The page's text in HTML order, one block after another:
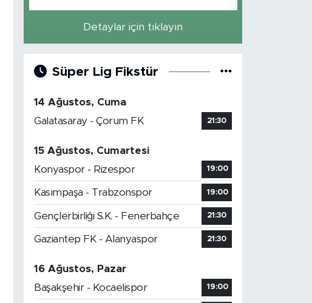
Detaylar için tıklayın
Süper Lig Fikstür
14 Ağustos, Cuma
Galatasaray - Çorum FK
21:30
15 Ağustos, Cumartesi
Konyaspor - Rizespor
19:00
Kasımpaşa - Trabzonspor 19:00
Gençlerbirliği S.K. - Fenerbahçe 21:30
Gaziantep FK - Alanyaspor 21:30
16 Ağustos, Pazar
Başakşehir - Kocaelispor
19:00